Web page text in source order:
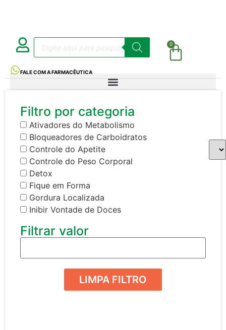
0
FALE COM A FARMACÊUTICA
Filtro por categoria
Ativadores do Metabolismo
Bloqueadores de Carboidratos
Controle do Apetite
Controle do Peso Corporal
Detox
Fique em Forma
Gordura Localizada
Inibir Vontade de Doces
Filtrar valor
LIMPA FILTRO